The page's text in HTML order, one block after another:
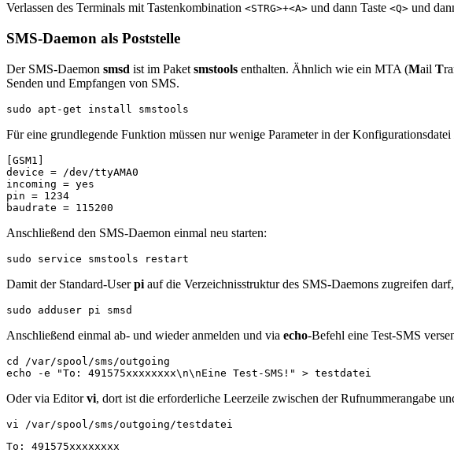
Verlassen des Terminals mit Tastenkombination <STRG>+<A> und dann Taste <Q> und
SMS-Daemon als Poststelle
Der SMS-Daemon smsd ist im Paket smstools enthalten. Ähnlich wie ein MTA (Mail T
Senden und Empfangen von SMS.
sudo apt-get install smstools
Für eine grundlegende Funktion müssen nur wenige Parameter in der Konfigurationsdatei
[GSM1]
device = /dev/ttyAMA0
incoming = yes
pin = 1234
Anschließend den SMS-Daemon einmal neu starten:
sudo service smstools restart
Damit der Standard-Userpi auf die Verzeichnisstruktur des SMS-Daemons zugreifen
sudo adduser pi smsd
Anschließend einmal ab- und wieder anmelden und via echo-Befehl eine Test-SMS
cd /var/spool/sms/outgoing
echo -e "To: 491575xxxxxxxx\n\nEine Test-SMS!" > testdatei
Oder via Editorvi, dort ist die erforderliche Leerzeile zwischen der Rufnummerangabe
vi /var/spool/sms/outgoing/testdatei
To: 491575xxxxxxxx